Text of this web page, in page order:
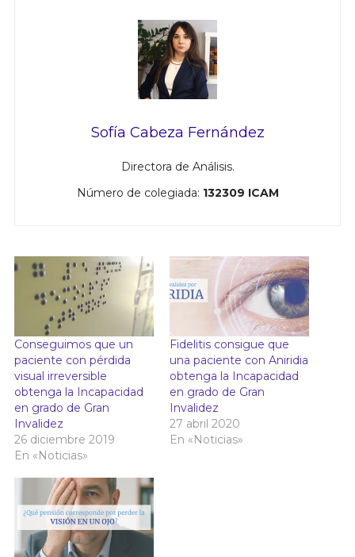
Sofía Cabeza Fernández
Directora de Análisis.
Número de colegiada: 132309 ICAM
Conseguimos que un
paciente con pérdida
visual irreversible
obtenga la Incapacidad
en grado de Gran
Invalidez
26 diciembre 2019
En «Noticias»
Fidelitis consigue que
una paciente con Aniridia
obtenga la Incapacidad
en grado de Gran
Invalidez
27 abril 2020
En «Noticias»